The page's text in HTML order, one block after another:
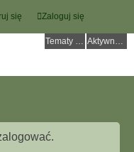
Zaloguj się
się
Tematy bez odpowiedzi Aktywne tematy